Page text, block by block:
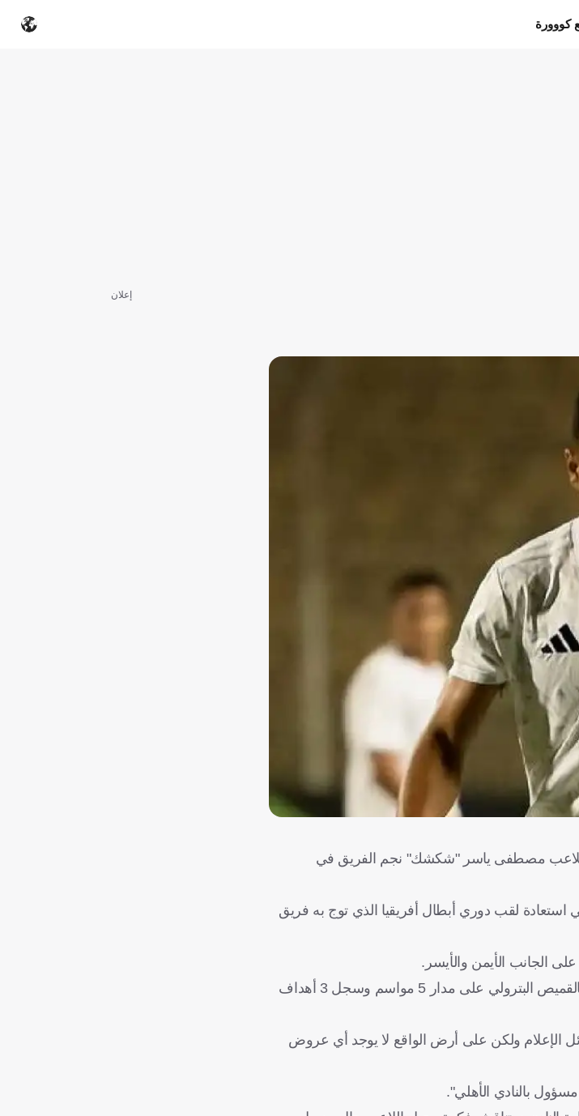
كووورة
اللاعب مصطفى ياسر "شكشك" نجم الفريق في
لقب دوري أبطال أفريقيا الذي توج به فريق
وتم تصعيد اللاعب من قطاع الناشئين للفريق الأول عام 2020، وخاض أكثر من 131 مباراة بالقميص البترولي على مدار 5 مواسم وسجل 3 أهداف
الإعلام ولكن على أرض الواقع لا يوجد أي عروض
بالنادي الأهلي".
إعلان